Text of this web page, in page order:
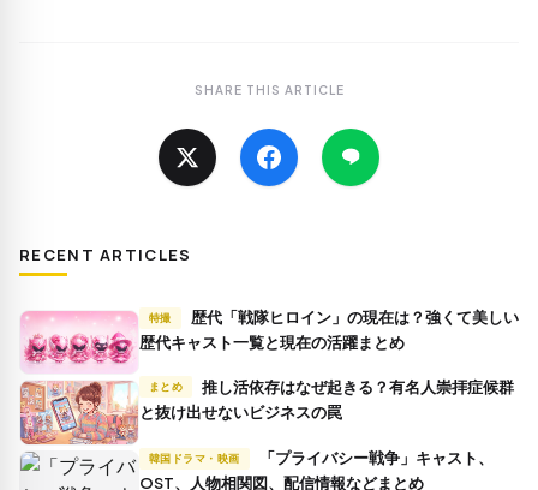
SHARE THIS ARTICLE
RECENT ARTICLES
特撮
歴代キャスト一覧と現在の活躍まとめ
まとめ
推し活依存はなぜ起きる？有名人崇拝症候群
と抜け出せないビジネスの罠
韓国ドラマ・映画
OST、人物相関図、配信情報などまとめ